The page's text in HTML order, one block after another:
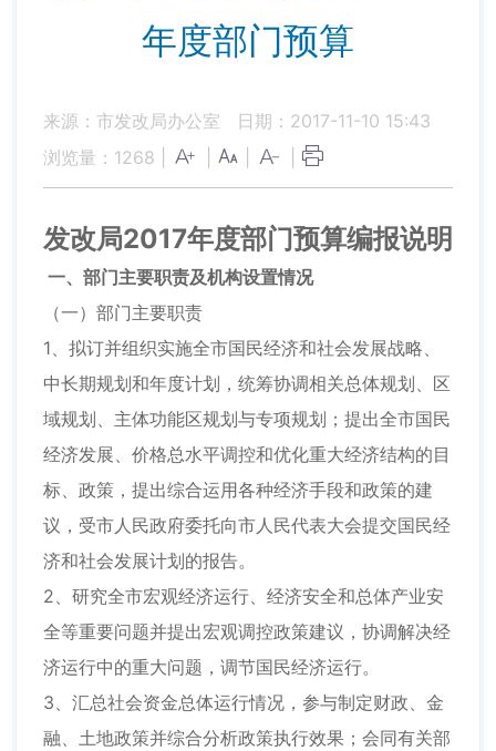
年度部门预算
来源：市发改局办公室
日期：2017-11-10 15:43
浏览量： 1268
发改局2017年度部门预算编报说明
一、部门主要职责及机构设置情况
（一）部门主要职责
1、拟订并组织实施全市国民经济和社会发展战略、
中长期规划和年度计划，统筹协调相关总体规划、区
域规划、主体功能区规划与专项规划；提出全市国民
经济发展、价格总水平调控和优化重大经济结构的目
标、政策，提出综合运用各种经济手段和政策的建
议，受市人民政府委托向市人民代表大会提交国民经
济和社会发展计划的报告。
2、研究全市宏观经济运行、经济安全和总体产业安
全等重要问题并提出宏观调控政策建议，协调解决经
济运行中的重大问题，调节国民经济运行。
3、汇总社会资金总体运行情况，参与制定财政、金
融、土地政策并综合分析政策执行效果；会同有关部